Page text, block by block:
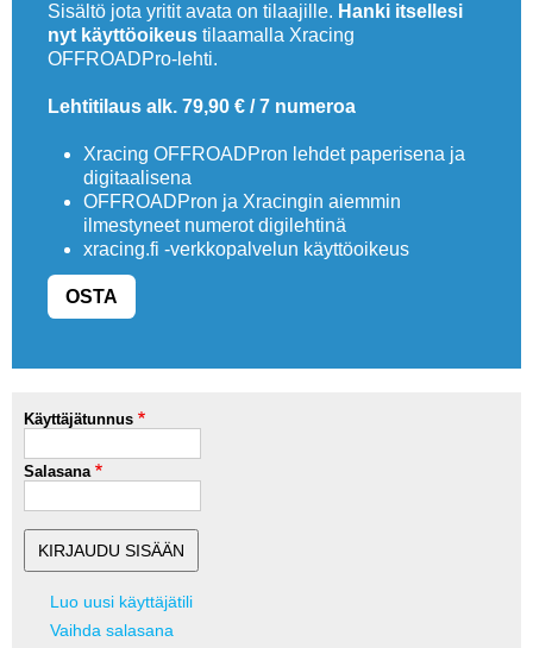
Sisältö jota yritit avata on tilaajille. Hanki itsellesi
nyt käyttöoikeus tilaamalla Xracing
OFFROADPro-lehti.
Lehtitilaus alk. 79,90 € / 7 numeroa
Xracing OFFROADPron lehdet paperisena ja
digitaalisena
OFFROADPron ja Xracingin aiemmin
ilmestyneet numerot digilehtinä
xracing.fi -verkkopalvelun käyttöoikeus
OSTA
Käyttäjätunnus
Salasana
Luo uusi käyttäjätili
Vaihda salasana